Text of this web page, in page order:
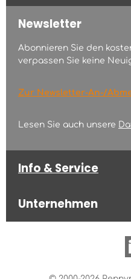
Newsletter
Abonnieren Sie den
verpassen Sie keine
Zur Newsletter-An-/
Lesen Sie auch unsere
Info & Service
Unternehmen